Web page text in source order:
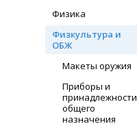
Физика
Физкультура и
ОБЖ
Макеты оружия
Приборы и
принадлежности
общего
назначения